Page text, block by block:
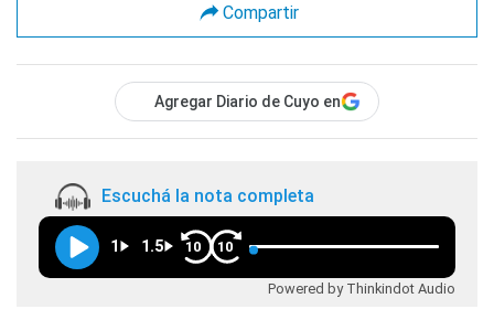
Compartir
Agregar Diario de Cuyo en
Escuchá la nota completa
1 1.5 10 10
Powered by Thinkindot Audio